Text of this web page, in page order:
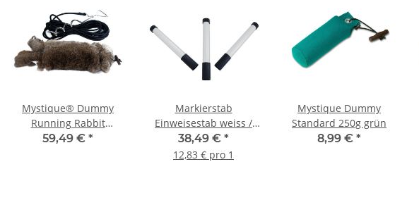
Mystique® Dummy
Running Rabbit
Kaninchendummy mit
59,49 € *
Markierstab
Einweisestab weiss /
schwarz im Set 3 Stück
38,49 € *
12,83 € pro 1
Mystique Dummy
Standard 250g grün
8,99 € *